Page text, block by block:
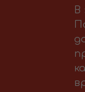
В